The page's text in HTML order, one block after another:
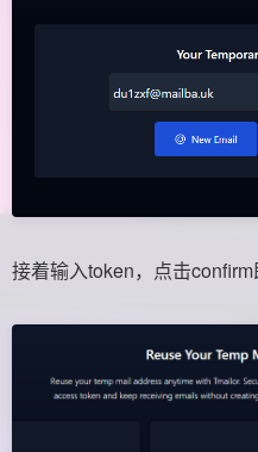
接着输入token，点击confirm